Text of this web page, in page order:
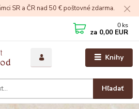
SR a ČR nad 50 € poštovné zdarma.
Knihy
Hľadať
0 ks
za 0,00 EUR